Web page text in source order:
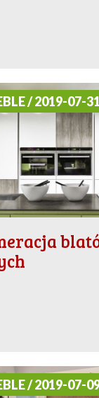
/ 2019-07-31
/ 2019-07-